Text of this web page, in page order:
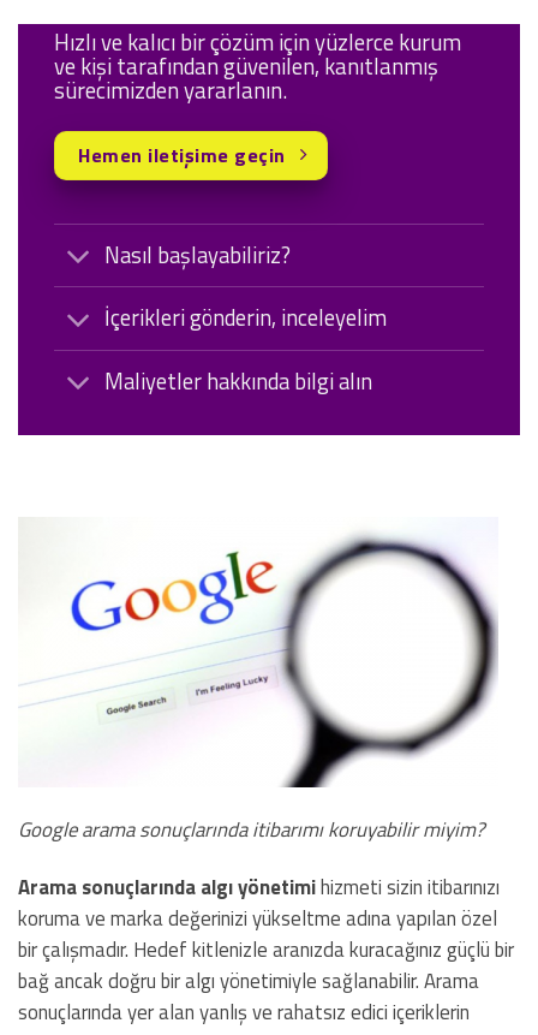
Nasıl başlayabiliriz?
İçerikleri gönderin, inceleyelim
Maliyetler hakkında bilgi alın
Hızlı ve kalıcı bir çözüm için yüzlerce kurum
ve kişi tarafından güvenilen, kanıtlanmış
sürecimizden yararlanın.
Hemen iletişime geçin
Google arama sonuçlarında itibarımı koruyabilir miyim?
Arama sonuçlarında algı yönetimihizmeti sizin itibarınızı
koruma ve marka değerinizi yükseltme adına yapılan özel
bir çalışmadır. Hedef kitlenizle aranızda kuracağınız güçlü bir
bağ ancak doğru bir algı yönetimiyle sağlanabilir. Arama
sonuçlarında yer alan yanlış ve rahatsız edici içeriklerin